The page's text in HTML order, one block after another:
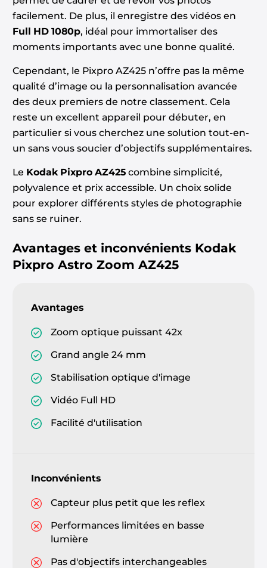
facilement. De plus, il enregistre des vidéos en
Full HD 1080p, idéal pour immortaliser des
moments importants avec une bonne qualité.
Cependant, le Pixpro AZ425 n’offre pas la même
qualité d’image ou la personnalisation avancée
des deux premiers de notre classement. Cela
reste un excellent appareil pour débuter, en
particulier si vous cherchez une solution tout-en-
un sans vous soucier d’objectifs supplémentaires.
Le Kodak Pixpro AZ425combine simplicité,
polyvalence et prix accessible. Un choix solide
pour explorer différents styles de photographie
sans se ruiner.
Avantages et inconvénients Kodak
Pixpro Astro Zoom AZ425
Avantages
Zoom optique puissant 42x
Grand angle 24 mm
Stabilisation optique d'image
Vidéo Full HD
Facilité d'utilisation
Inconvénients
Capteur plus petit que les reflex
Performances limitées en basse
lumière
Pas d'objectifs interchangeables